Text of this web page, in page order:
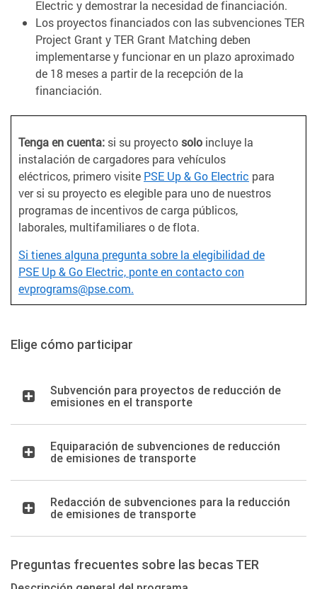
Electric y demostrar la necesidad de financiación.
Los proyectos financiados con las subvenciones TER
Project Grant y TER Grant Matching deben
implementarse y funcionar en un plazo aproximado
de 18 meses a partir de la recepción de la
financiación.
Tenga en cuenta: si su proyecto solo incluye la
instalación de cargadores para vehículos
eléctricos, primero visite PSE Up & Go Electric para
ver si su proyecto es elegible para uno de nuestros
programas de incentivos de carga públicos,
laborales, multifamiliares o de flota.
Si tienes alguna pregunta sobre la elegibilidad de
PSE Up & Go Electric, ponte en contacto con
evprograms@pse.com.
Elige cómo participar
Subvención para proyectos de reducción de
emisiones en el transporte
Equiparación de subvenciones de reducción
de emisiones de transporte
Redacción de subvenciones para la reducción
de emisiones de transporte
Preguntas frecuentes sobre las becas TER